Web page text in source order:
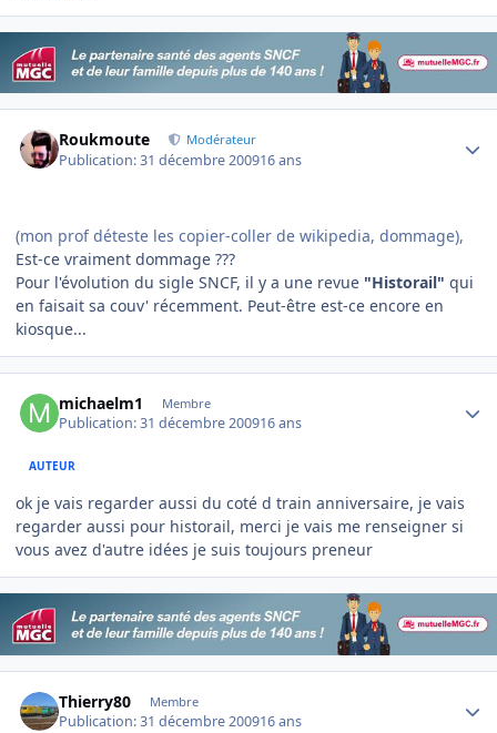
Roukmoute Modérateur
Publication:31 décembre 200916 ans
(mon prof déteste les copier-coller de wikipedia, dommage),
Est-ce vraiment dommage ???
Pour l'évolution du sigle SNCF, il y a une revue "Historail" qui
en faisait sa couv' récemment. Peut-être est-ce encore en
kiosque...
michaelm1 Membre
Publication:31 décembre 200916 ans
AUTEUR
ok je vais regarder aussi du coté d train anniversaire, je vais
regarder aussi pour historail, merci je vais me renseigner si
vous avez d'autre idées je suis toujours preneur
Thierry80 Membre
Publication:31 décembre 200916 ans